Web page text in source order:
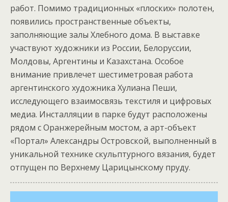
работ. Помимо традиционных «плоских» полотен,
появились пространственные объекты,
заполняющие залы Хлебного дома. В выставке
участвуют художники из России, Белоруссии,
Молдовы, Аргентины и Казахстана. Особое
внимание привлечет шестиметровая работа
аргентинского художника Хулиана Пеши,
исследующего взаимосвязь текстиля и цифровых
медиа. Инсталляции в парке будут расположены
рядом с Оранжерейным мостом, а арт-объект
«Портал» Александры Островской, выполненный в
уникальной технике скульптурного вязания, будет
отпущен по Верхнему Царицынскому пруду.